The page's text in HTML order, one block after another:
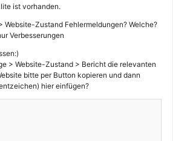
ist vorhanden.
Website-Zustand Fehlermeldungen? Welche?
Verbesserungen
> Website-Zustand > Bericht die relevanten
bitte per Button kopieren und dann
hier einfügen?